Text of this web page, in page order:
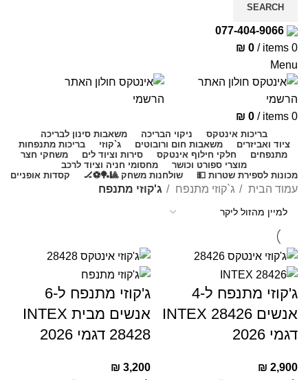
SEARCH
077-404-9066
0
items
/
₪ 0
Menu
0
items
/
₪ 0
בריכות אינטקס ניקוי הבריכה
משאבות סינון לבריכה
ציוד ואביזרים
משאבות חום ורובוטים ג`קוזי
בריכות מתנפחות
מתנפחים
חלקי חילוף אינטקס סירות וציוד לים
משחקי חצר
מוצרי ספורט וכושר
מחסומי חניה וציוד לרכב
מכונות לספירת שטרות 💵
שולחנות משחק 🎱🏓⚽🏒 קסדות אופניים
עמוד הבית ג`קוזי מתנפח ג'קוזי מתנפח
ג'קוזי מתנפח ל-4
אנשים INTEX 28426
דגמי 2026
₪ 2,900
ג'קוזי מתנפח ל-6
אנשים מבית INTEX
28428 דגמי 2026
₪ 3,200